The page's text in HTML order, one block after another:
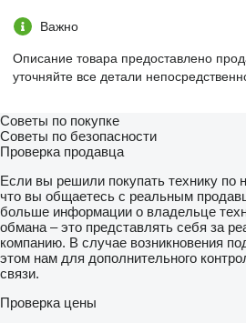
Важно
Описание товара предоставлено
уточняйте все детали
Советы по покупке
Советы по безопасности
Проверка продавца
Если вы решили покупать технику по
что вы общаетесь с реальным
больше информации о владельце
обмана – это представлять себя за
компанию. В случае возникновения
этом нам для дополнительного
связи.
Проверка цены